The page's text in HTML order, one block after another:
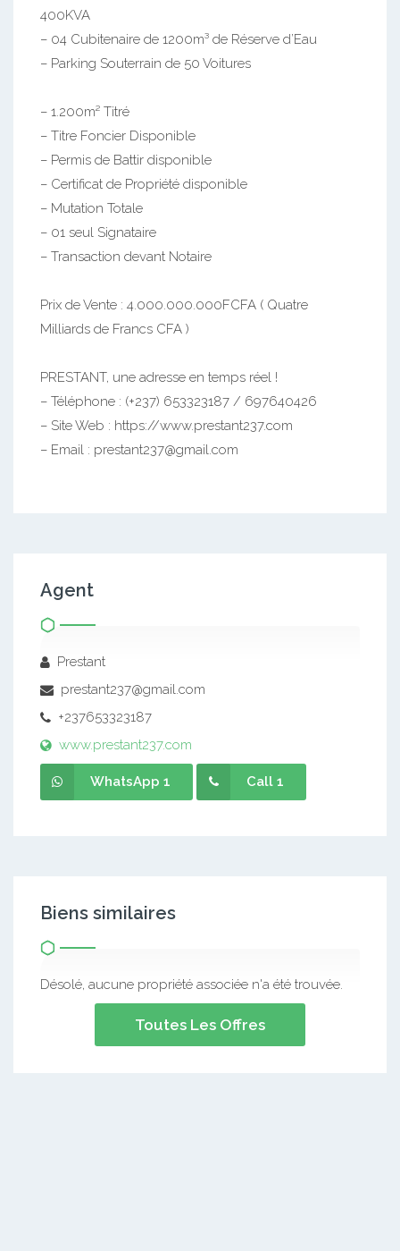
400KVA
– 04 Cubitenaire de 1200m³ de Réserve d’Eau
– Parking Souterrain de 50 Voitures
– 1.200m² Titré
– Titre Foncier Disponible
– Permis de Battir disponible
– Certificat de Propriété disponible
– Mutation Totale
– 01 seul Signataire
– Transaction devant Notaire
Prix de Vente : 4.000.000.000FCFA ( Quatre
Milliards de Francs CFA )
PRESTANT, une adresse en temps réel !
– Téléphone : (+237) 653323187 / 697640426
– Site Web : https://www.prestant237.com
– Email : prestant237@gmail.com
Agent
Prestant
prestant237@gmail.com
+237653323187
www.prestant237.com
WhatsApp 1 Call 1
Biens similaires
Désolé, aucune propriété associée n'a été trouvée.
Toutes Les Offres